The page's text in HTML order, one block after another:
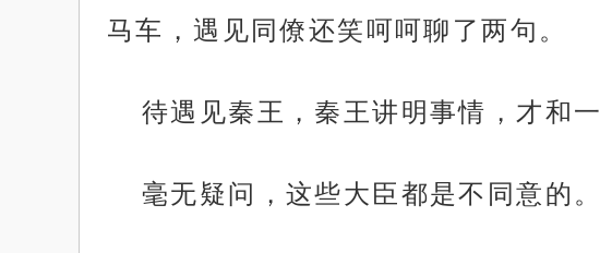
马车，遇见同僚还笑呵呵聊了两句。
待遇见秦王，秦王讲明事情，才和
毫无疑问，这些大臣都是不同意的。